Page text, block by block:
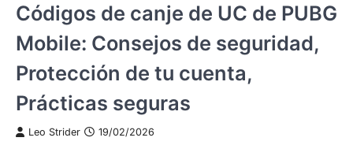
Códigos de canje de UC de PUBG
Mobile: Consejos de seguridad,
Protección de tu cuenta,
Prácticas seguras
Leo Strider 19/02/2026